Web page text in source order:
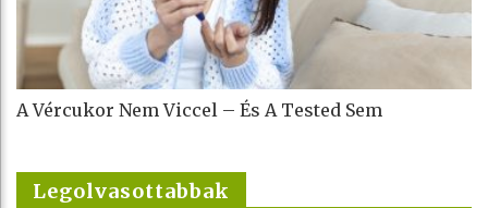
A Vércukor Nem Viccel – És A Tested Sem
Legolvasottabbak